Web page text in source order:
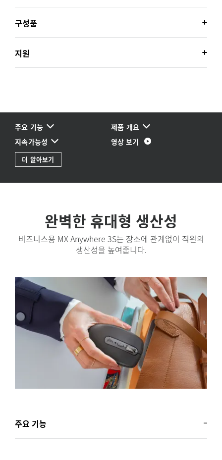
구성품
지원
주요 기능
제품 개요
지속가능성
영상 보기
더 알아보기
완벽한 휴대형 생산성
비즈니스용 MX Anywhere 3S는 장소에 관계없이 직원의
생산성을 높여줍니다.
주요 기능